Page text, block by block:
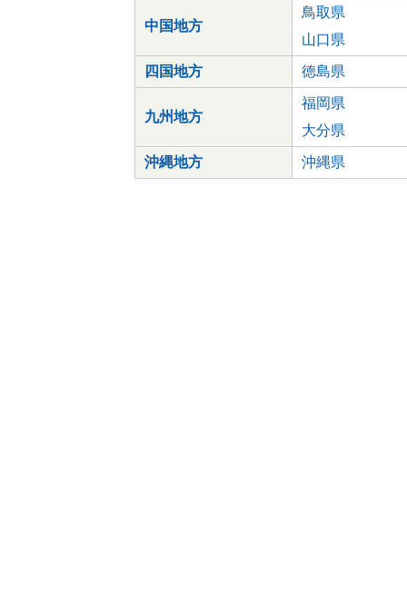
中国地方
鳥取県
山口県
四国地方 徳島県
九州地方
福岡県
大分県
沖縄地方 沖縄県